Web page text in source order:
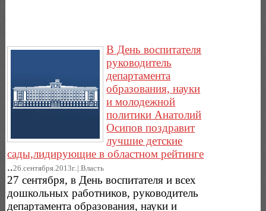
В День воспитателя
руководитель
департамента
образования, науки
и молодежной
политики Анатолий
Осипов поздравит
лучшие детские
сады,лидирующие в областном рейтинге
..26.сентября.2013г..|.Власть
27 сентября, в День воспитателя и всех
дошкольных работников, руководитель
департамента образования, науки и